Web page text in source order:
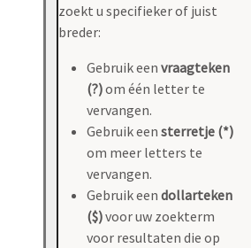
zoekt u specifieker of juist
breder:
Gebruik een vraagteken
(?)om één letter te
vervangen.
Gebruik een sterretje (*)
om meer letters te
vervangen.
Gebruik een dollarteken
($)voor uw zoekterm
voor resultaten die op